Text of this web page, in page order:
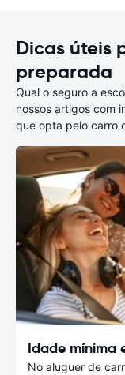
Dicas úteis
preparada
Qual o seguro a
nossos artigos com
que opta pelo carro
Idade mínima
No aluguer de